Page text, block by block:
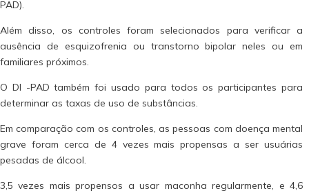
PAD).
Além disso, os controles foram selecionados para verificar a
ausência de esquizofrenia ou transtorno bipolar neles ou em
familiares próximos.
O DI -PAD também foi usado para todos os participantes para
determinar as taxas de uso de substâncias.
Em comparação com os controles, as pessoas com doença mental
grave foram cerca de 4 vezes mais propensas a ser usuárias
pesadas de álcool.
3,5 vezes mais propensos a usar maconha regularmente, e 4,6